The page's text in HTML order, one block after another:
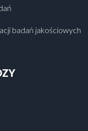
badań jakościowych